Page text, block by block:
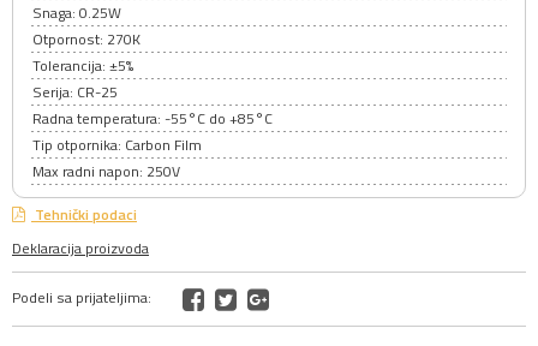
Snaga: 0.25W
Otpornost: 270K
Tolerancija: ±5%
Serija: CR-25
Radna temperatura: -55°C do +85°C
Tip otpornika: Carbon Film
Max radni napon: 250V
Tehnički podaci
Deklaracija proizvoda
Podeli sa prijateljima: